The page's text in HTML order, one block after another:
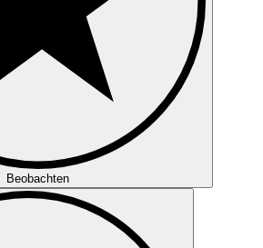
Beobachten